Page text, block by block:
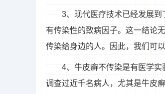
3、现代医疗技术已经发展
有传染性的致病因子。这一结论
传染给身边的人。因此，我们可
4、牛皮癣不传染是有医学
调查过近千名病人，尤其是牛皮